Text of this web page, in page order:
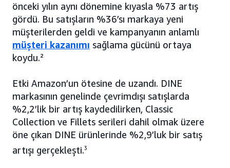
önceki yılın aynı dönemine kıyasla %73 artış
gördü. Bu satışların %36’sı markaya yeni
müşterilerden geldi ve kampanyanın anlamlı
müşteri kazanımı sağlama gücünü ortaya
koydu.²
Etki Amazon’un ötesine de uzandı. DINE
markasının genelinde çevrimdışı satışlarda
%2,2’lik bir artış kaydedilirken, Classic
Collection ve Fillets serileri dahil olmak üzere
öne çıkan DINE ürünlerinde %2,9’luk bir satış
artışı gerçekleşti.3